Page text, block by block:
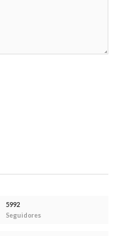
5992
Seguidores